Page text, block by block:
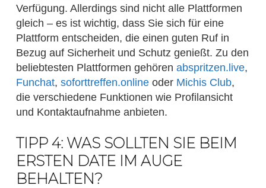
Verfügung. Allerdings sind nicht alle Plattformen
gleich – es ist wichtig, dass Sie sich für eine
Plattform entscheiden, die einen guten Ruf in
Bezug auf Sicherheit und Schutz genießt. Zu den
beliebtesten Plattformen gehören abspritzen.live,
Funchat, soforttreffen.online oder Michis Club,
die verschiedene Funktionen wie Profilansicht
und Kontaktaufnahme anbieten.
TIPP 4: WAS SOLLTEN SIE BEIM
ERSTEN DATE IM AUGE
BEHALTEN?